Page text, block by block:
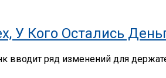
У Кого Остались
ряд изменений для